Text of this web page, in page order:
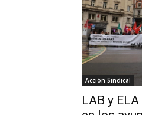
Acción Sindical
LAB y